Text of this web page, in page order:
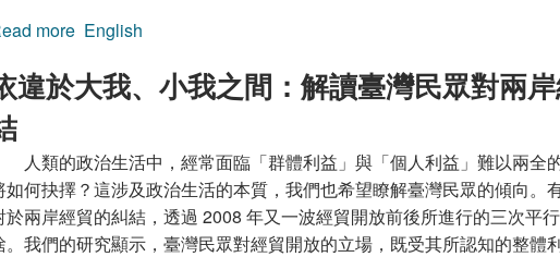
more about 目標國的全球化程度對經濟制裁結果的影響，1992∼2005
English
違於大我、小我之間：解讀臺灣民眾對兩
人類的政治生活中，經常面臨「群體利益」與「個人利益」難以兩全
如何抉擇？這涉及政治生活的本質，我們也希望瞭解臺灣民眾的傾向。
於兩岸經貿的糾結，透過 2008 年又一波經貿開放前後所進行的三次平
。我們的研究顯示，臺灣民眾對經貿開放的立場，既受其所認知的整體